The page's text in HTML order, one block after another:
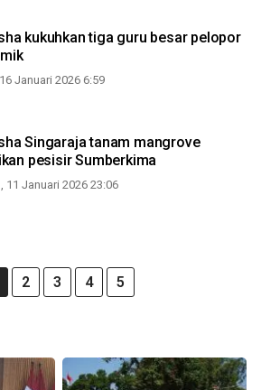
kukuhkan tiga guru besar pelopor
Januari 2026 6:59
Singaraja tanam mangrove
pesisir Sumberkima
11 Januari 2026 23:06
2 3 4 5